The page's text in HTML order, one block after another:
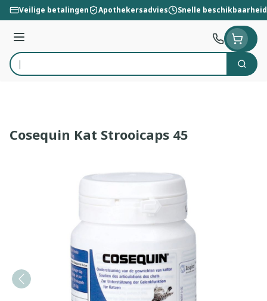
Ga naar de inhoud
Veilige betalingen Apothekersadvies Snelle beschikbaarheid
Menu
Product, merk, categorie...
Zoek
Cosequin Kat Strooicaps 45